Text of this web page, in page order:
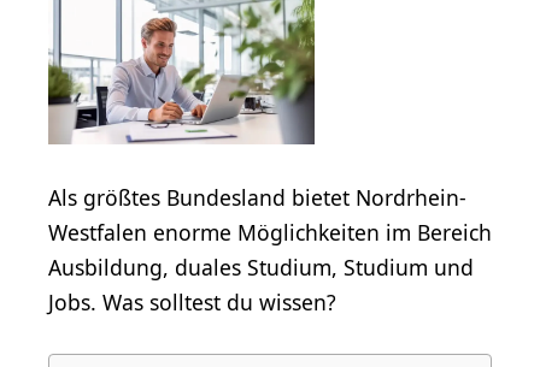
Als größtes Bundesland bietet Nordrhein-
Westfalen enorme Möglichkeiten im Bereich
Ausbildung, duales Studium, Studium und
Jobs. Was solltest du wissen?